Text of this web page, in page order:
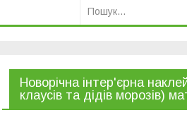
Новорічна інтер'єрна
клаусів та дідів морозів)